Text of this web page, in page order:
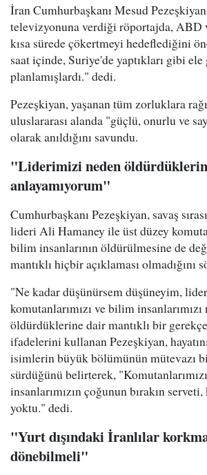
İran Cumhurbaşkanı Mesud
televizyonuna verdiği röportajda, ABD
kısa sürede çökertmeyi hedeflediğini
saat içinde, Suriye'de yaptıkları gibi
planlamışlardı." dedi.
Pezeşkiyan, yaşanan tüm zorluklara
uluslararası alanda "güçlü, onurlu ve
olarak anıldığını savundu.
"Liderimizi neden
anlayamıyorum"
Cumhurbaşkanı Pezeşkiyan, savaş
lideri Ali Hamaney ile üst düzey
bilim insanlarının öldürülmesine de
mantıklı hiçbir açıklaması olmadığını
"Ne kadar düşünürsem düşüneyim,
komutanlarımızı ve bilim insanlarımızı
öldürdüklerine dair mantıklı bir
ifadelerini kullanan Pezeşkiyan,
isimlerin büyük bölümünün mütevazı
sürdüğünü belirterek,
insanlarımızın çoğunun bırakın
yoktu." dedi.
"Yurt dışındaki İranlılar
dönebilmeli"